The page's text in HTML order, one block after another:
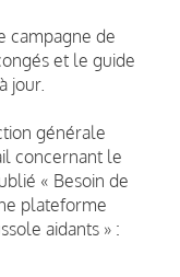
campagne de
et le guide
jour.
générale
concernant le
« Besoin de
plateforme
aidants » :